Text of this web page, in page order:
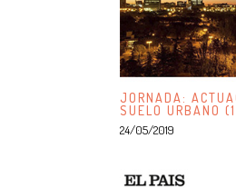
JORNADA:
SUELO URBANO
24/05/2019